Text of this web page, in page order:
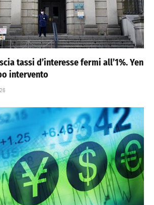
tassi d’interesse fermi all’1%. Yen
intervento